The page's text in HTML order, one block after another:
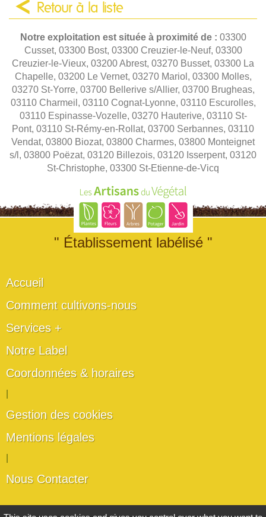
Retour à la liste
Notre exploitation est située à proximité de : 03300
Cusset, 03300 Bost, 03300 Creuzier-le-Neuf, 03300
Creuzier-le-Vieux, 03200 Abrest, 03270 Busset, 03300 La
Chapelle, 03200 Le Vernet, 03270 Mariol, 03300 Molles,
03270 St-Yorre, 03700 Bellerive s/Allier, 03700 Brugheas,
03110 Charmeil, 03110 Cognat-Lyonne, 03110 Escurolles,
03110 Espinasse-Vozelle, 03270 Hauterive, 03110 St-
Pont, 03110 St-Rémy-en-Rollat, 03700 Serbannes, 03110
Vendat, 03800 Biozat, 03800 Charmes, 03800 Monteignet
s/l, 03800 Poëzat, 03120 Billezois, 03120 Isserpent, 03120
St-Christophe, 03300 St-Etienne-de-Vicq
" Établissement labélisé "
Accueil
Comment cultivons-nous
Services +
Notre Label
Coordonnées & horaires
Gestion des cookies
Mentions légales
Nous Contacter